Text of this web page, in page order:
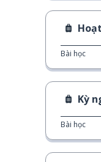
Bài học
Kỳ
Bài học